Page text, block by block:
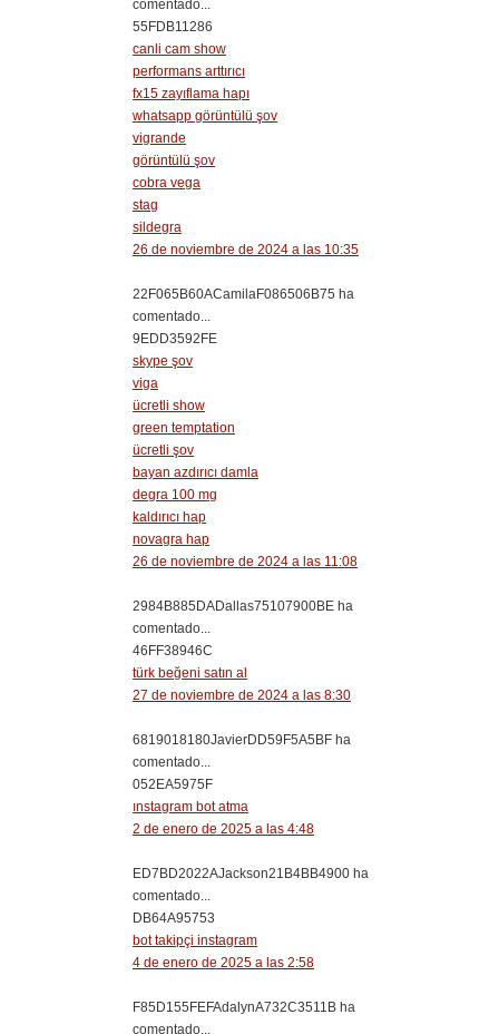
comentado...
55FDB11286
canli cam show
performans arttırıcı
fx15 zayıflama hapı
whatsapp görüntülü şov
vigrande
görüntülü şov
cobra vega
stag
sildegra
26 de noviembre de 2024 a las 10:35
22F065B60ACamilaF086506B75 ha
comentado...
9EDD3592FE
skype şov
viga
ücretli show
green temptation
ücretli şov
bayan azdırıcı damla
degra 100 mg
kaldırıcı hap
novagra hap
26 de noviembre de 2024 a las 11:08
2984B885DADallas75107900BE ha
comentado...
46FF38946C
türk beğeni satın al
27 de noviembre de 2024 a las 8:30
6819018180JavierDD59F5A5BF ha
comentado...
052EA5975F
ınstagram bot atma
2 de enero de 2025 a las 4:48
ED7BD2022AJackson21B4BB4900 ha
comentado...
DB64A95753
bot takipçi instagram
4 de enero de 2025 a las 2:58
F85D155FEFAdalynA732C3511B ha
comentado...